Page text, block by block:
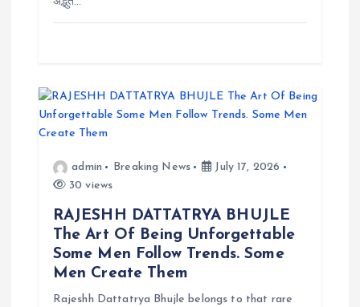
admin Breaking News
July 17, 2026
30 views
RAJESHH DATTATRYA BHUJLE
The Art Of Being Unforgettable
Some Men Follow Trends. Some
Men Create Them
Rajeshh Dattatrya Bhujle belongs to that rare